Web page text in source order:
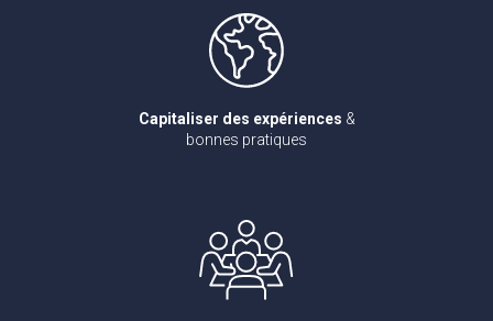
Capitaliser des expériences &
bonnes pratiques